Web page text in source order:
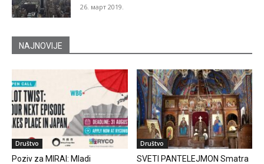
26. март 2019.
NAJNOVIJE
Društvo
Poziv za MIRAI: Mladi
Društvo
SVETI PANTELEJMON Smatra